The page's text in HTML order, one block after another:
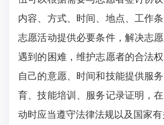
内容、方式、时间、地点、工作
志愿活动提供必要条件，解决志
遇到的困难，维护志愿者的合法
自己的意愿、时间和技能提供服
育、技能培训、服务记录证明，
动时应当遵守法律法规以及国家有